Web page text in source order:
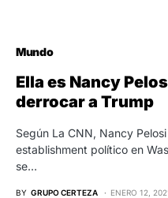
Mundo
Ella es Nancy
derrocar a Trump
Según La CNN, Nancy
establishment político en
se…
BY GRUPO CERTEZA ENERO 12,